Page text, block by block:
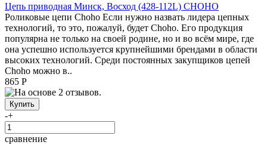
Цепь приводная Минск, Восход (428-112L) CHOHO
Роликовые цепи Choho Если нужно назвать лидера цепных
технологий, то это, пожалуй, будет Choho. Его продукция
популярна не только на своей родине, но и во всём мире, где
она успешно используется крупнейшими брендами в области
высоких технологий. Среди постоянных закупщиков цепей
Choho можно в..
865 Р
-+
сравнение